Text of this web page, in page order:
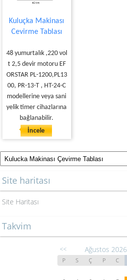
Kuluçka Makinası
Cevirme Tablası
48 yumurtalık ,220 vol
t 2,5 devir motoru EF
ORSTAR PL-1200,PL13
00, PR-13-T , HT-24-C
modellerine veya sani
yelik timer cihazlarına
bağlanabilir.
İncele
Site haritası
Site Haritası
Takvim
<< Ağustos 2026
P S Ç P C